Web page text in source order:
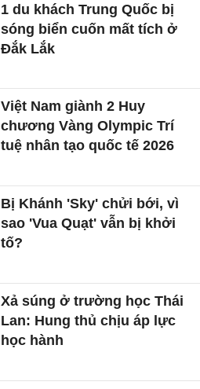
1 du khách Trung Quốc bị
sóng biển cuốn mất tích ở
Đắk Lắk
Việt Nam giành 2 Huy
chương Vàng Olympic Trí
tuệ nhân tạo quốc tế 2026
Bị Khánh 'Sky' chửi bới, vì
sao 'Vua Quạt' vẫn bị khởi
tố?
Xả súng ở trường học Thái
Lan: Hung thủ chịu áp lực
học hành